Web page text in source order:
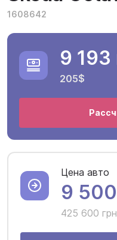
1608642
9 193
205$
Цена авто
9
425 600 грн